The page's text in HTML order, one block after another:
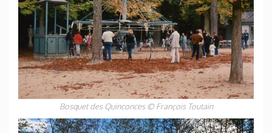
Bosquet des Quinconces© François Toutain